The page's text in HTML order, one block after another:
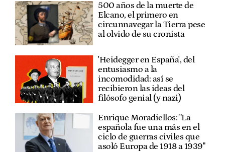
500 años de la muerte de
Elcano, el primero en
circunnavegar la Tierra pese
al olvido de su cronista
'Heidegger en España', del
entusiasmo a la
incomodidad: así se
recibieron las ideas del
filósofo genial (y nazi)
Enrique Moradiellos: "La
española fue una más en el
ciclo de guerras civiles que
asoló Europa de 1918 a 1939"